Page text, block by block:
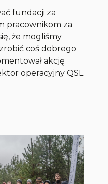
fundacji za
pracownikom za
że mogliśmy
zrobić coś dobrego
akcję
operacyjny QSL